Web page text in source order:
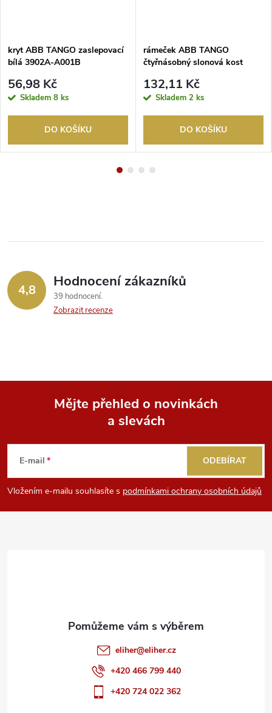
kryt ABB TANGO zaslepovací
bílá 3902A-A001B
56,98 Kč
Skladem 8 ks
DO KOŠÍKU
rámeček ABB TANGO
čtyřnásobný slonová kost
132,11 Kč
Skladem 2 ks
DO KOŠÍKU
4,8 Hodnocení zákazníků
39 hodnocení
Zobrazit recenze
p
Mějte přehled o novinkách
a slevách
E-mail
Vložením e-mailu souhlasíte s podmínkami ochrany osobních údajů
ODEBÍRAT
eliher@eliher.cz
+420 466 799 440
+420 724 022 362